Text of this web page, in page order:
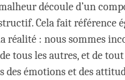
découle d’un
Cela fait référence
réalité : nous sommes
de tous les autres, et de
des émotions et des